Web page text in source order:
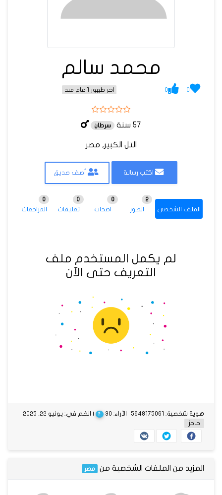
محمد سالم
0
0 اخر ظهور 1 عام منذ
57 سنة سرطان
التل الكبير, مصر
اكتب رسالة أضف صديق
الملف الشخصي الصور
2
اصحاب
0
تعليقات
0
المراجعات
0
لم يكمل المستخدم ملف
التعريف حتى الآن
الآراء: 30 ? | انضم في: يونيو 22, 2025
هوية شخصية: 5648175061
حاجز
المزيد من الملفات الشخصية من مصر